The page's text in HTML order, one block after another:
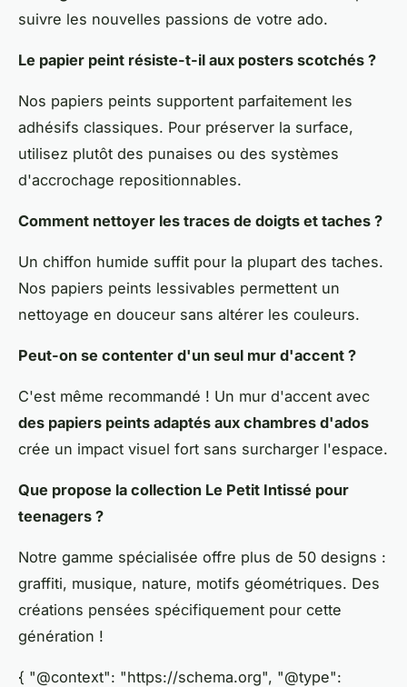
suivre les nouvelles passions de votre ado.
Le papier peint résiste-t-il aux posters scotchés ?
Nos papiers peints supportent parfaitement les
adhésifs classiques. Pour préserver la surface,
utilisez plutôt des punaises ou des systèmes
d'accrochage repositionnables.
Comment nettoyer les traces de doigts et taches ?
Un chiffon humide suffit pour la plupart des taches.
Nos papiers peints lessivables permettent un
nettoyage en douceur sans altérer les couleurs.
Peut-on se contenter d'un seul mur d'accent ?
C'est même recommandé ! Un mur d'accent avec
des papiers peints adaptés aux chambres d'ados
crée un impact visuel fort sans surcharger l'espace.
Que propose la collection Le Petit Intissé pour
teenagers ?
Notre gamme spécialisée offre plus de 50 designs :
graffiti, musique, nature, motifs géométriques. Des
créations pensées spécifiquement pour cette
génération !
{ "@context": "https://schema.org", "@type":